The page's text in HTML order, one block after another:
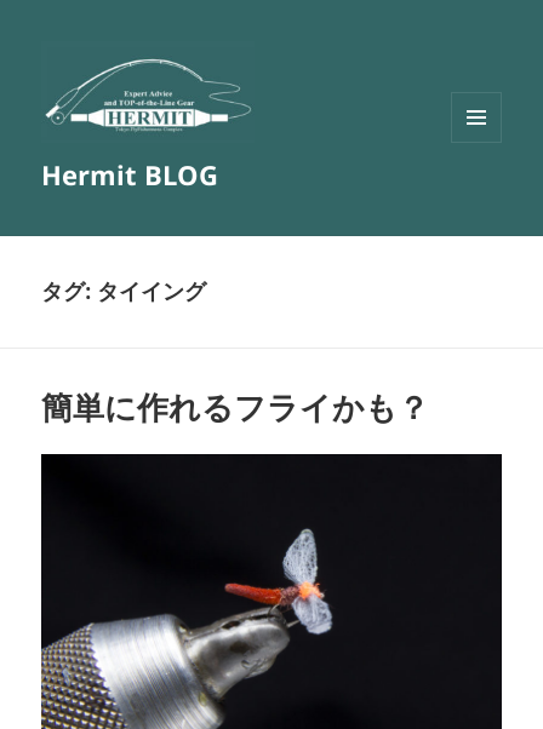
Hermit BLOG
タグ: タイイング
簡単に作れるフライかも？